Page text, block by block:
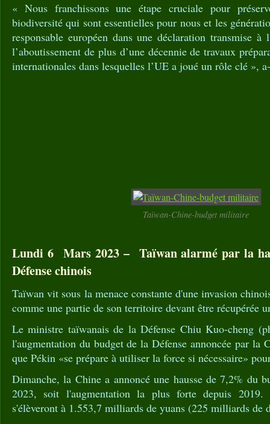
« Nous franchissons une étape cruciale pour
biodiversité qui sont essentielles pour nous et les
responsable européen dans une déclaration transmise
l’aboutissement de plus d’une décennie de travaux
internationales dans lesquelles l’UE a joué un rôle clé »,
Taïwan-Chine-budget militaire
Lundi 6 Mars 2023 – Taïwan alarmé par la
Défense chinois
Taïwan vit sous la menace constante d'une invasion
comme une partie de son territoire devant être récupérée
Le ministre taïwanais de la Défense Chiu Kuo-cheng
l'augmentation du budget de la Défense annoncée par la
que Pékin «se prépare à utiliser la force si nécessaire»
Dimanche, la Chine a annoncé une hausse de 7,2% du
2023, soit l'augmentation la plus forte depuis 2019.
s'élèveront à 1.553,7 milliards de yuans (225 milliards de